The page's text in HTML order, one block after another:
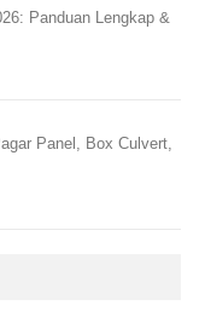
Panduan Lengkap &
Panel, Box Culvert,